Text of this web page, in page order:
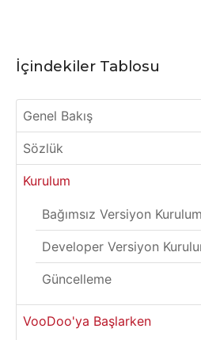
İçindekiler Tablosu
Genel Bakış
Sözlük
Kurulum
Bağımsız Versiyon
Developer Versiyon
Güncelleme
VooDoo'ya Başlarken